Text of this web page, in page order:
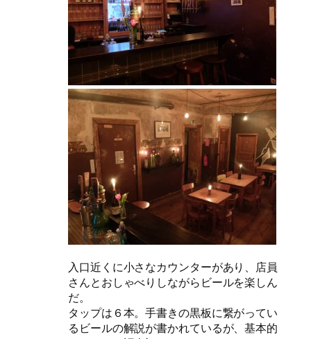
入口近くに小さなカウンターがあり、店員
さんとおしゃべりしながらビールを楽しん
だ。
タップは６本。手書きの黒板に繋がってい
るビールの解説が書かれているが、基本的